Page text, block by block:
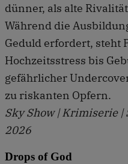
dünner, als alte
Während die
Geduld erfordert, steht
Hochzeitsstress bis
gefährlicher
zu riskanten Opfern.
Sky Show | Krimiserie |
2026
Drops of God